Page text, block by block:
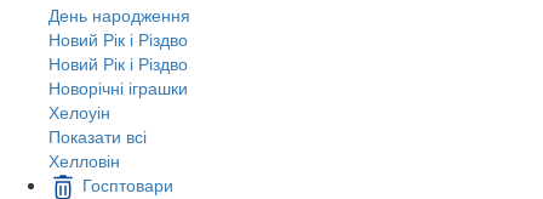
День народження
Новий Рік і Різдво
Новий Рік і Різдво
Новорічні іграшки
Хелоуін
Показати всі
Хелловін
Госптовари